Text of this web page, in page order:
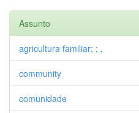
Assunto
agricultura familiar; ; ,
community
comunidade